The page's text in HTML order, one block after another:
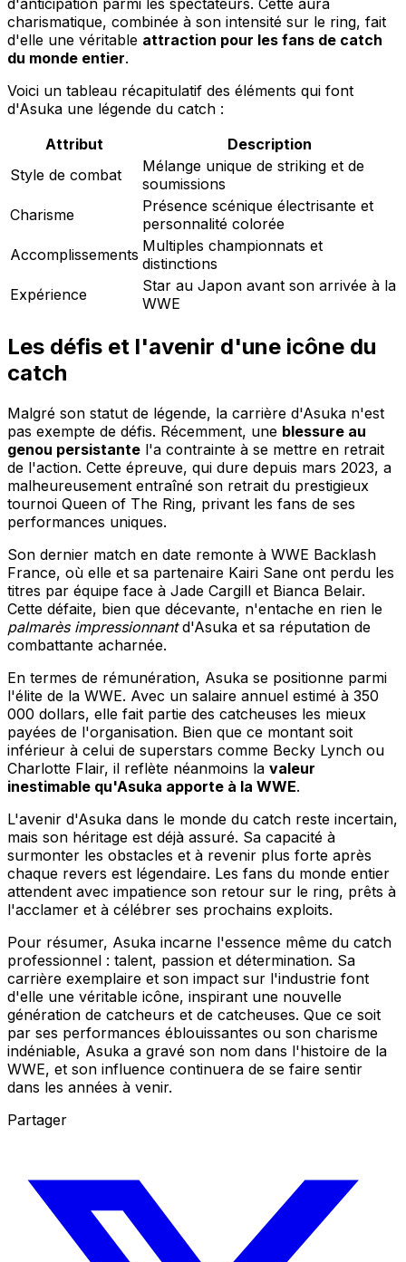
d'anticipation parmi les spectateurs. Cette aura
charismatique, combinée à son intensité sur le ring, fait
d'elle une véritable attraction pour les fans de catch
du monde entier.
Voici un tableau récapitulatif des éléments qui font
d'Asuka une légende du catch :
Attribut
Description
Style de combat
Mélange unique de striking et de
soumissions
Charisme
Présence scénique électrisante et
personnalité colorée
Accomplissements Multiples championnats et
distinctions
Expérience
Star au Japon avant son arrivée à la
WWE
Les défis et l'avenir d'une icône du
catch
Malgré son statut de légende, la carrière d'Asuka n'est
pas exempte de défis. Récemment, une blessure au
genou persistante l'a contrainte à se mettre en retrait
de l'action. Cette épreuve, qui dure depuis mars 2023, a
malheureusement entraîné son retrait du prestigieux
tournoi Queen of The Ring, privant les fans de ses
performances uniques.
Son dernier match en date remonte à WWE Backlash
France, où elle et sa partenaire Kairi Sane ont perdu les
titres par équipe face à Jade Cargill et Bianca Belair.
Cette défaite, bien que décevante, n'entache en rien le
palmarès impressionnantd'Asuka et sa réputation de
combattante acharnée.
En termes de rémunération, Asuka se positionne parmi
l'élite de la WWE. Avec un salaire annuel estimé à 350
000 dollars, elle fait partie des catcheuses les mieux
payées de l'organisation. Bien que ce montant soit
inférieur à celui de superstars comme Becky Lynch ou
Charlotte Flair, il reflète néanmoins la valeur
inestimable qu'Asuka apporte à la WWE.
L'avenir d'Asuka dans le monde du catch reste incertain,
mais son héritage est déjà assuré. Sa capacité à
surmonter les obstacles et à revenir plus forte après
chaque revers est légendaire. Les fans du monde entier
attendent avec impatience son retour sur le ring, prêts à
l'acclamer et à célébrer ses prochains exploits.
Pour résumer, Asuka incarne l'essence même du catch
professionnel : talent, passion et détermination. Sa
carrière exemplaire et son impact sur l'industrie font
d'elle une véritable icône, inspirant une nouvelle
génération de catcheurs et de catcheuses. Que ce soit
par ses performances éblouissantes ou son charisme
indéniable, Asuka a gravé son nom dans l'histoire de la
WWE, et son influence continuera de se faire sentir
dans les années à venir.
Partager